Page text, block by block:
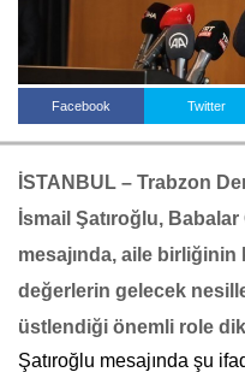
Facebook Twitter
İSTANBUL – Trabzon
İsmail Şatıroğlu,
mesajında, aile birliğinin
değerlerin gelecek
üstlendiği önemli role
Şatıroğlu mesajında şu